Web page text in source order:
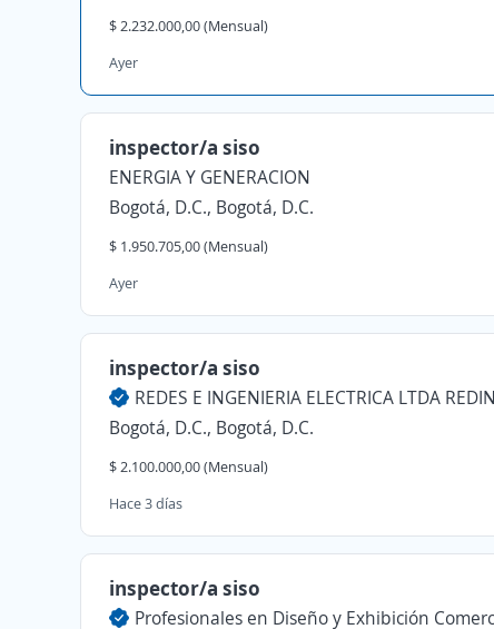
$ 2.232.000,00 (Mensual)
Ayer
inspector/a siso
ENERGIA Y GENERACION
Bogotá, D.C., Bogotá, D.C.
$ 1.950.705,00 (Mensual)
Ayer
inspector/a siso
Bogotá, D.C., Bogotá, D.C.
$ 2.100.000,00 (Mensual)
Hace 3 días
inspector/a siso